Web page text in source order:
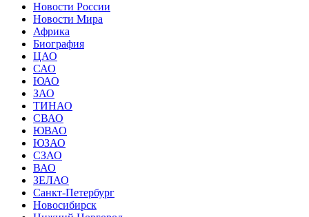
Новости России
Новости Мира
Африка
Биография
ЦАО
САО
ЮАО
ЗАО
ТИНАО
СВАО
ЮВАО
ЮЗАО
СЗАО
ВАО
ЗЕЛАО
Санкт-Петербург
Новосибирск